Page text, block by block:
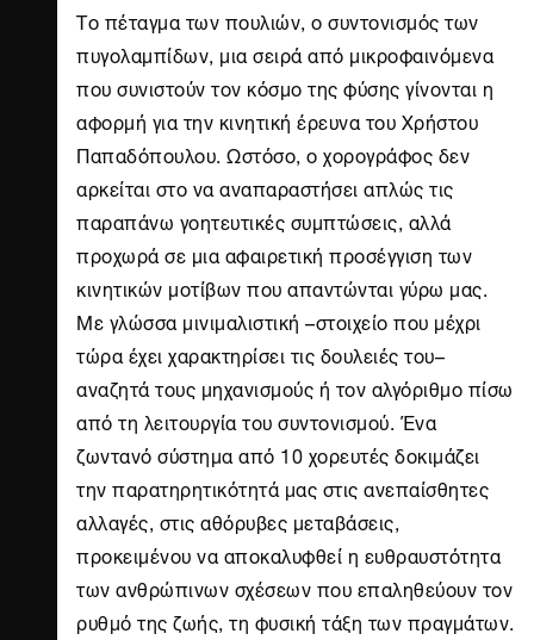
Το πέταγμα των πουλιών, ο συντονισμός των
πυγολαμπίδων, μια σειρά από μικροφαινόμενα
που συνιστούν τον κόσμο της φύσης γίνονται η
αφορμή για την κινητική έρευνα του Χρήστου
Παπαδόπουλου. Ωστόσο, ο χορογράφος δεν
αρκείται στο να αναπαραστήσει απλώς τις
παραπάνω γοητευτικές συμπτώσεις, αλλά
προχωρά σε μια αφαιρετική προσέγγιση των
κινητικών μοτίβων που απαντώνται γύρω μας.
Με γλώσσα μινιμαλιστική –στοιχείο που μέχρι
τώρα έχει χαρακτηρίσει τις δουλειές του–
αναζητά τους μηχανισμούς ή τον αλγόριθμο πίσω
από τη λειτουργία του συντονισμού. Ένα
ζωντανό σύστημα από 10 χορευτές δοκιμάζει
την παρατηρητικότητά μας στις ανεπαίσθητες
αλλαγές, στις αθόρυβες μεταβάσεις,
προκειμένου να αποκαλυφθεί η ευθραυστότητα
των ανθρώπινων σχέσεων που επαληθεύουν τον
ρυθμό της ζωής, τη φυσική τάξη των πραγμάτων.